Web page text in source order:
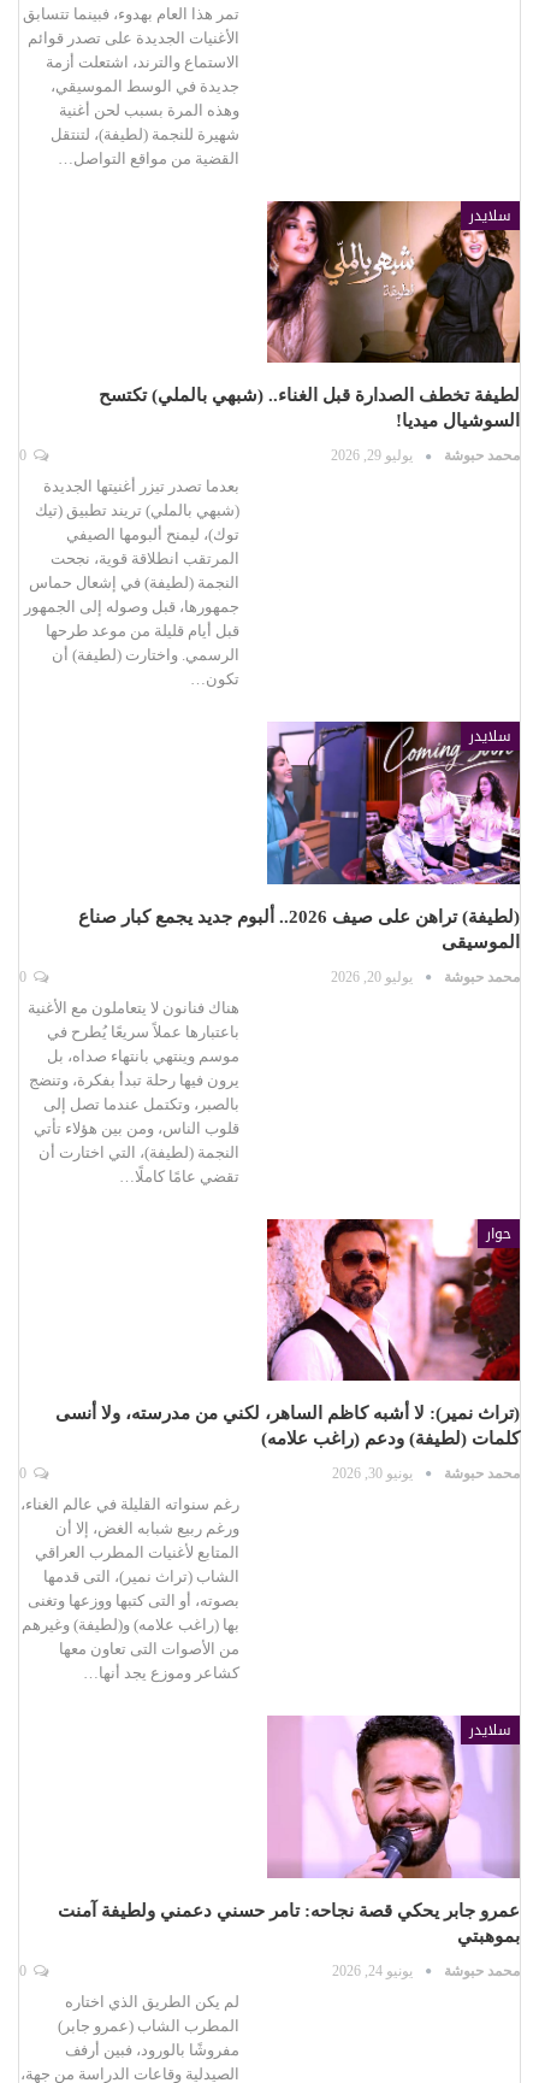
تمر هذا العام بهدوء، فبينما تتسابق
الأغنيات الجديدة على تصدر قوائم
الاستماع والترند، اشتعلت أزمة
جديدة في الوسط الموسيقي،
وهذه المرة بسبب لحن أغنية
شهيرة للنجمة (لطيفة)، لتنتقل
القضية من مواقع التواصل…
سلايدر
لطيفة تخطف الصدارة قبل الغناء.. (شبهي بالملي) تكتسح
السوشيال ميديا!
محمد حبوشة يوليو 29, 2026
بعدما تصدر تيزر أغنيتها الجديدة
(شبهي بالملي) تريند تطبيق (تيك
توك)، ليمنح ألبومها الصيفي
المرتقب انطلاقة قوية، نجحت
النجمة (لطيفة) في إشعال حماس
جمهورها، قبل وصوله إلى الجمهور
قبل أيام قليلة من موعد طرحها
الرسمي. واختارت (لطيفة) أن
تكون…
سلايدر
(لطيفة) تراهن على صيف 2026.. ألبوم جديد يجمع كبار صناع
الموسيقى
محمد حبوشة يوليو 20, 2026
هناك فنانون لا يتعاملون مع الأغنية
باعتبارها عملاً سريعًا يُطرح في
موسم وينتهي بانتهاء صداه، بل
يرون فيها رحلة تبدأ بفكرة، وتنضج
بالصبر، وتكتمل عندما تصل إلى
قلوب الناس، ومن بين هؤلاء تأتي
النجمة (لطيفة)، التي اختارت أن
تقضي عامًا كاملًا…
حوار
(تراث نمير): لا أشبه كاظم الساهر، لكني من مدرسته، ولا أنسى
كلمات (لطيفة) ودعم (راغب علامه)
محمد حبوشة يونيو 30, 2026
رغم سنواته القليلة في عالم الغناء،
ورغم ربيع شبابه الغض، إلا أن
المتابع لأغنيات المطرب العراقي
الشاب (تراث نمير)، التى قدمها
بصوته، أو التى كتبها ووزعها وتغنى
بها (راغب علامه) و(لطيفة) وغيرهم
من الأصوات التى تعاون معها
كشاعر وموزع يجد أنها…
سلايدر
عمرو جابر يحكي قصة نجاحه: تامر حسني دعمني ولطيفة آمنت
بموهبتي
محمد حبوشة يونيو 24, 2026
لم يكن الطريق الذي اختاره
المطرب الشاب (عمرو جابر)
مفروشًا بالورود، فبين أرفف
الصيدلية وقاعات الدراسة من جهة،